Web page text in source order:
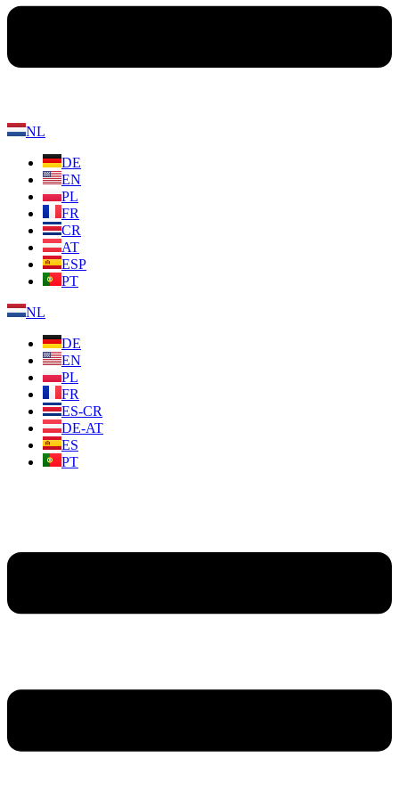
NL
DE
EN
PL
FR
CR
AT
ESP
PT
NL
DE
EN
PL
FR
ES-CR
DE-AT
ES
PT